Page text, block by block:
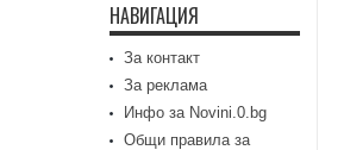
НАВИГАЦИЯ
За контакт
За реклама
Инфо за Novini.0.bg
Общи правила за